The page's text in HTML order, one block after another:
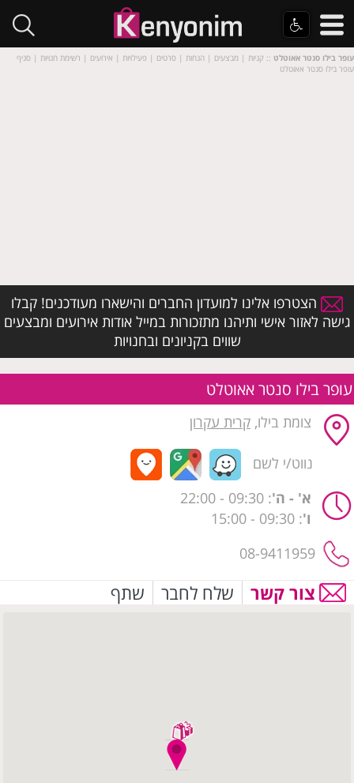
עופר בילו סנטר אאוטלט :: קניות | מבצעים | הנחות | סרטים | פעילויות | אירועים | רשימת חנויות | סניף
עופר בילו סנטר אאוטלט
הצטרפו אלינו למועדון החברים והישארו מעודכנים! קבלו
גישה לאזור אישי ותיהנו מתזכורות במייל אודות אירועים ומבצעים
שווים בקניונים ובחנויות
עופר בילו סנטר אאוטלט
צומת בילו, קרית עקרון
נווט/י לשם
א' - ה': 09:30
- 22:00
ו': 09:30 - 15:00
08-9411959
צור קשר שלח לחבר שתף